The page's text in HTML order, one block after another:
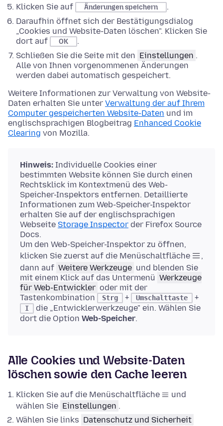
Klicken Sie auf
Änderungen speichern
.
Daraufhin öffnet sich der Bestätigungsdialog
„Cookies und Website-Daten löschen". Klicken Sie
dort auf
OK
.
Schließen Sie die Seite mit den Einstellungen .
Alle von Ihnen vorgenommenen Änderungen
werden dabei automatisch gespeichert.
Weitere Informationen zur Verwaltung von Website-
Daten erhalten Sie unter Verwaltung der auf Ihrem
Computer gespeicherten Website-Daten und im
englischsprachigen Blogbeitrag Enhanced Cookie
Clearing von Mozilla.
Hinweis: Individuelle Cookies einer
bestimmten Website können Sie durch einen
Rechtsklick im Kontextmenü des Web-
Speicher-Inspektors entfernen. Detaillierte
Informationen zum Web-Speicher-Inspektor
erhalten Sie auf der englischsprachigen
Webseite Storage Inspector der Firefox Source
Docs.
Um den Web-Speicher-Inspektor zu öffnen,
klicken Sie zuerst auf die Menüschaltfläche
,
dann auf Weitere Werkzeuge und blenden Sie
mit einem Klick auf das Untermenü Werkzeuge
für Web-Entwickler oder mit der
Tastenkombination
Strg + Umschalttaste +
I
die „Entwicklerwerkzeuge" ein. Wählen Sie
dort die Option Web-Speicher.
Alle Cookies und Website-Daten
löschen sowie den Cache leeren
Klicken Sie auf die Menüschaltfläche
und
wählen Sie Einstellungen .
Wählen Sie links Datenschutz und Sicherheit